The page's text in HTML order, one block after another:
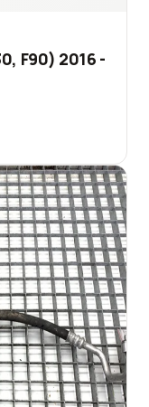
F90) 2016 -